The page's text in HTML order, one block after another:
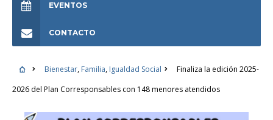
EVENTOS
CONTACTO
Bienestar, Familia, Igualdad Social
Finaliza la edición 2025-
2026 del Plan Corresponsables con 148 menores atendidos